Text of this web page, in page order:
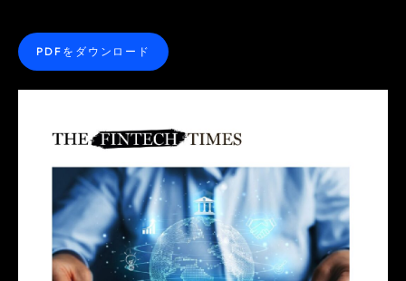
PDFをダウンロード